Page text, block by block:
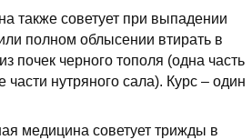
также советует при выпадении
полном облысении втирать в
почек черного тополя (одна часть
нутряного сала). Курс – один
медицина советует трижды в